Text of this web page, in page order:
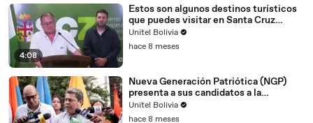
4:08
Estos son algunos destinos turísticos
que puedes visitar en Santa Cruz
durante el feriado largo
Unitel Bolivia
hace 8 meses
Nueva Generación Patriótica (NGP)
presenta a sus candidatos a la
Gobernación de Santa Cruz
Unitel Bolivia
hace 8 meses